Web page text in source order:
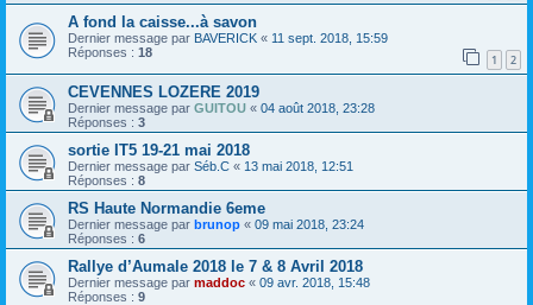
A fond la caisse...à savon
Dernier message par BAVERICK « 11 sept. 2018, 15:59
Réponses : 18 1 2
CEVENNES LOZERE 2019
Dernier message par GUITOU « 04 août 2018, 23:28
Réponses : 3
sortie IT5 19-21 mai 2018
Dernier message par Séb.C « 13 mai 2018, 12:51
Réponses : 8
RS Haute Normandie 6eme
Dernier message par brunop « 09 mai 2018, 23:24
Réponses : 6
Rallye d’Aumale 2018 le 7 & 8 Avril 2018
Dernier message par maddoc « 09 avr. 2018, 15:48
Réponses : 9